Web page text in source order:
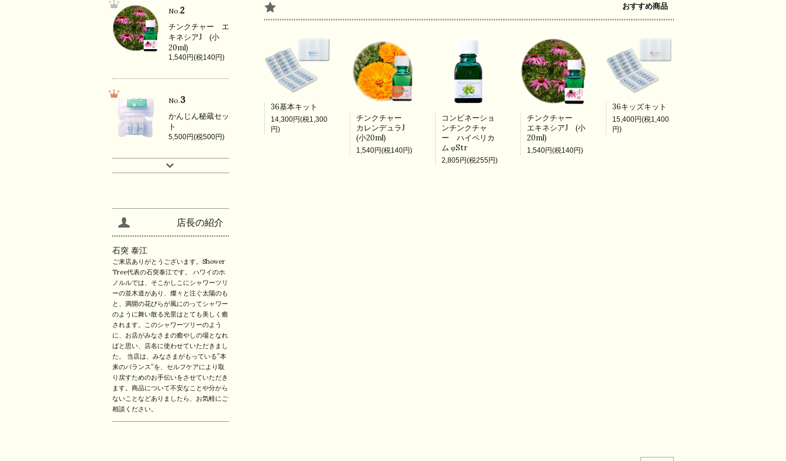
おすすめ商品
36基本キット
14,300円(税1,300
円)
チンクチャー
カレンデュラJ
(小20ml)
1,540円(税140円)
コンビネーショ
ンチンクチャ
ー ハイペリカ
ム φStr
2,805円(税255円)
チンクチャー
エキネシアJ (小
20ml)
1,540円(税140円)
36キッズキット
15,400円(税1,400
円)
No.2
チンクチャー エ
キネシアJ (小
20ml)
1,540円(税140円)
No.3
かんじん秘蔵セッ
ト
5,500円(税500円)
店長の紹介
石突 泰江
ご来店ありがとうございます。Shower
Tree代表の石突泰江です。 ハワイのホ
ノルルでは、そこかしこにシャワーツリ
ーの並木道があり、燦々と注ぐ太陽のも
と、満開の花びらが風にのってシャワー
のように舞い散る光景はとても美しく癒
されます。このシャワーツリーのよう
に、お店がみなさまの癒やしの場となれ
ばと思い、店名に使わせていただきまし
た。 当店は、みなさまがもっている”本
来のバランス”を、セルフケアにより取
り戻すためのお手伝いをさせていただき
ます。商品について不安なことや分から
ないことなどありましたら、お気軽にご
相談ください。